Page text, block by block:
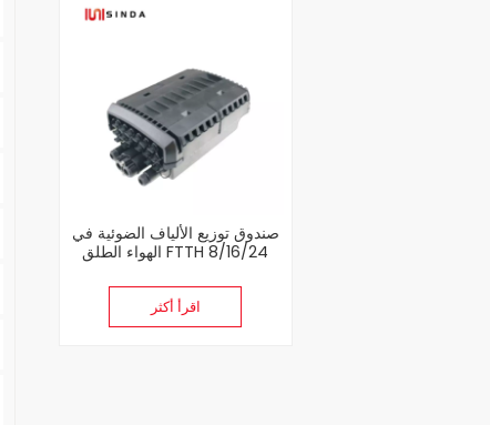
صندوق توزيع الألياف الضوئية في
الهواء الطلق FTTH 8/16/24
اقرأ أكثر